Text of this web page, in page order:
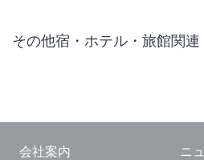
仙台 ホテル
東京ドーム ホテル
その他宿・ホテル・旅館関連
会社案内 ニ